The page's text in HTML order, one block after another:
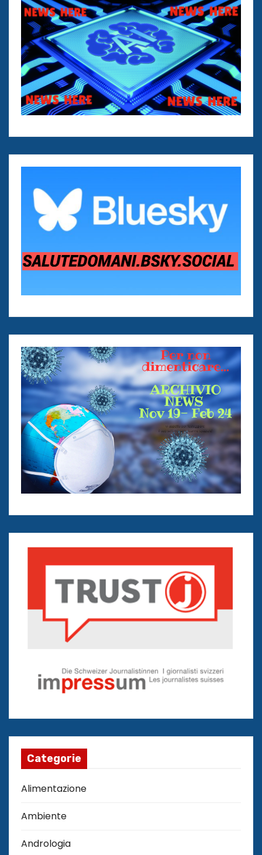
Categorie
Alimentazione
Ambiente
Andrologia